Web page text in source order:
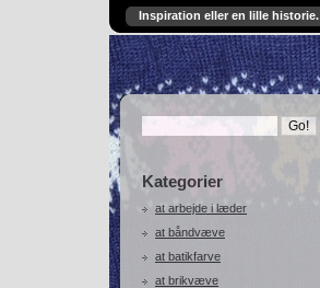
Inspiration eller en lille historie.
Kategorier
at arbejde i læder
at båndvæve
at batikfarve
at brikvæve